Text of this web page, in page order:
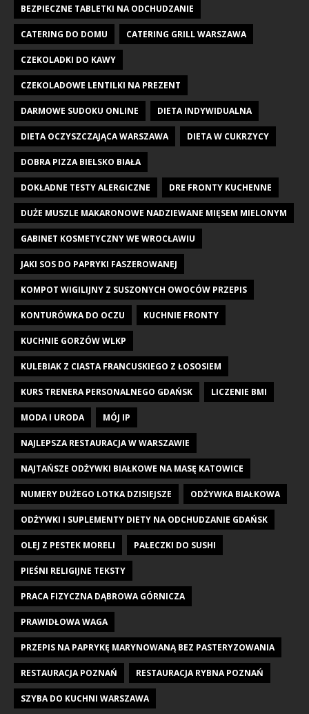
BEZPIECZNE TABLETKI NA ODCHUDZANIE
CATERING DO DOMU CATERING GRILL WARSZAWA
CZEKOLADKI DO KAWY
CZEKOLADOWE LENTILKI NA PREZENT
DARMOWE SUDOKU ONLINE DIETA INDYWIDUALNA
DIETA OCZYSZCZAJĄCA WARSZAWA DIETA W CUKRZYCY
DOBRA PIZZA BIELSKO BIAŁA
DOKŁADNE TESTY ALERGICZNE DRE FRONTY KUCHENNE
DUŻE MUSZLE MAKARONOWE NADZIEWANE MIĘSEM MIELONYM
GABINET KOSMETYCZNY WE WROCŁAWIU
JAKI SOS DO PAPRYKI FASZEROWANEJ
KOMPOT WIGILIJNY Z SUSZONYCH OWOCÓW PRZEPIS
KONTURÓWKA DO OCZU KUCHNIE FRONTY
KUCHNIE GORZÓW WLKP
KULEBIAK Z CIASTA FRANCUSKIEGO Z ŁOSOSIEM
KURS TRENERA PERSONALNEGO GDAŃSK LICZENIE BMI
MODA I URODA MÓJ IP
NAJLEPSZA RESTAURACJA W WARSZAWIE
NAJTAŃSZE ODŻYWKI BIAŁKOWE NA MASĘ KATOWICE
NUMERY DUŻEGO LOTKA DZISIEJSZE ODŻYWKA BIAŁKOWA
ODŻYWKI I SUPLEMENTY DIETY NA ODCHUDZANIE GDAŃSK
OLEJ Z PESTEK MORELI PAŁECZKI DO SUSHI
PIEŚNI RELIGIJNE TEKSTY
PRACA FIZYCZNA DĄBROWA GÓRNICZA
PRAWIDŁOWA WAGA
PRZEPIS NA PAPRYKĘ MARYNOWANĄ BEZ PASTERYZOWANIA
RESTAURACJA POZNAŃ RESTAURACJA RYBNA POZNAŃ
SZYBA DO KUCHNI WARSZAWA